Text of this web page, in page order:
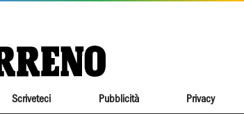
Scriveteci Pubblicità Privacy